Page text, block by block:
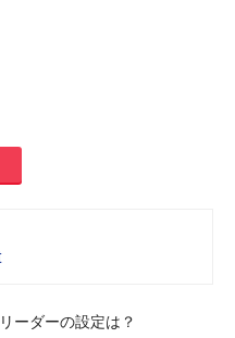
ーダーの設定は？